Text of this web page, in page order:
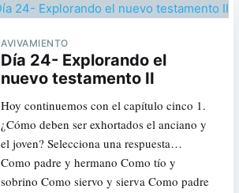
AVIVAMIENTO
Día 24- Explorando el
nuevo testamento II
Hoy continuemos con el capítulo cinco 1.
¿Cómo deben ser exhortados el anciano y
el joven? Selecciona una respuesta…
Como padre y hermano Como tío y
sobrino Como siervo y sierva Como padre